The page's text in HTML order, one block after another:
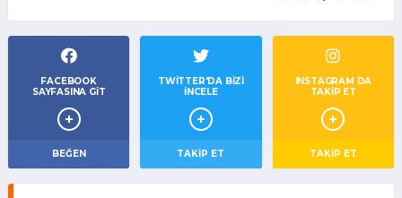
FACEBOOK
SAYFASINA GIT
BEĞEN
TWITTER'DA BIZI
İNCELE
TAKIP ET
INSTAGRAM DA
TAKİP ET
TAKİP ET